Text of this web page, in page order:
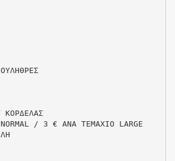
ΚΟΡΔΕΛΑΣ
/ 3 € ANA TΕΜΑΧΙΟ LARGE